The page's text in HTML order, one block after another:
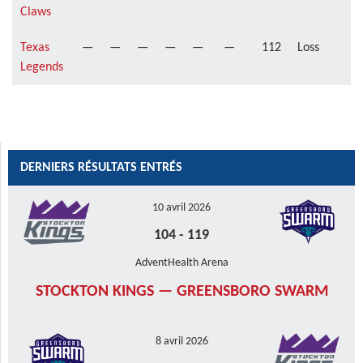
Claws
Texas
Legends
— — — — — — 112 Loss
DERNIERS RÉSULTATS ENTRÉS
10 avril 2026
104 - 119
AdventHealth Arena
STOCKTON KINGS — GREENSBORO SWARM
8 avril 2026